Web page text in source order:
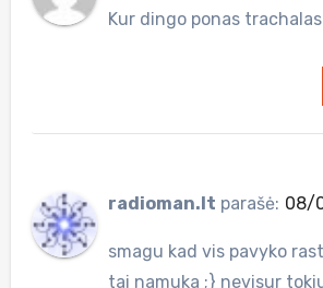
Kur dingo ponas
radioman.lt parašė: 08/
smagu kad vis pavyko
tai namuka ;} nevisur